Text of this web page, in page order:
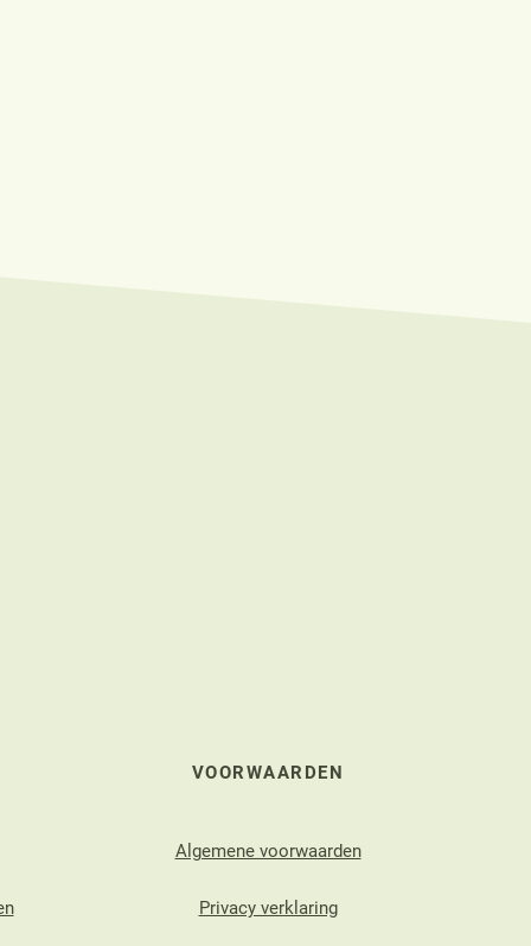
VOORWAARDEN
Algemene voorwaarden
Privacy verklaring